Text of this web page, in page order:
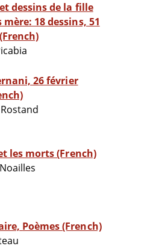
dessins de la fille
mère: 18 dessins, 51
26 février
les morts (French)
Vocabulaire, Poèmes (French)